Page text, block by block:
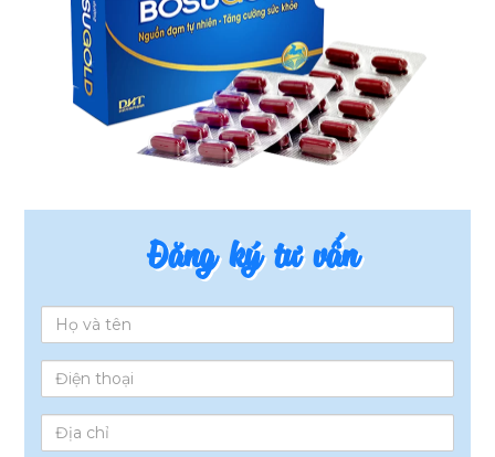
Đăng ký tư vấn